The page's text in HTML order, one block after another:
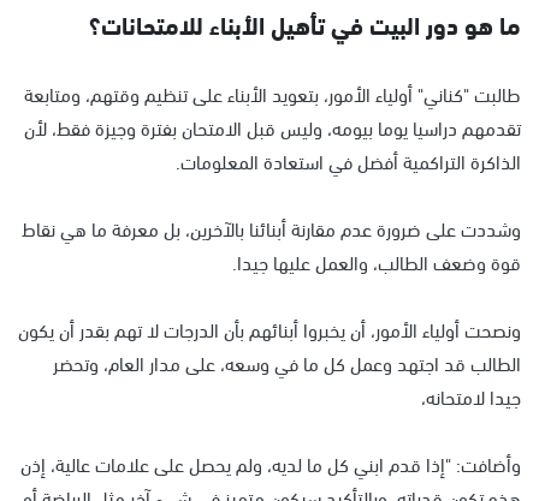
ما هو دور البيت في تأهيل الأبناء للامتحانات؟
طالبت "كناني" أولياء الأمور، بتعويد الأبناء على تنظيم وقتهم، ومتابعة
تقدمهم دراسيا يوما بيومه، وليس قبل الامتحان بفترة وجيزة فقط، لأن
الذاكرة التراكمية أفضل في استعادة المعلومات.
وشددت على ضرورة عدم مقارنة أبنائنا بالآخرين، بل معرفة ما هي نقاط
قوة وضعف الطالب، والعمل عليها جيدا.
ونصحت أولياء الأمور، أن يخبروا أبنائهم بأن الدرجات لا تهم بقدر أن يكون
الطالب قد اجتهد وعمل كل ما في وسعه، على مدار العام، وتحضر
جيدا لامتحانه،
وأضافت: "إذا قدم ابني كل ما لديه، ولم يحصل على علامات عالية، إذن